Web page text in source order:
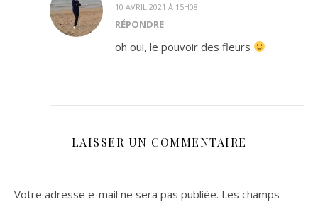
10 AVRIL 2021 À 15H08
RÉPONDRE
oh oui, le pouvoir des fleurs
LAISSER UN COMMENTAIRE
Votre adresse e-mail ne sera pas publiée. Les champs